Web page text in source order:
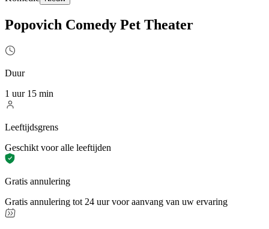
Popovich Comedy Pet Theater
Duur
1 uur 15 min
Leeftijdsgrens
Geschikt voor alle leeftijden
Gratis annulering
Gratis annulering tot 24 uur voor aanvang van uw ervaring